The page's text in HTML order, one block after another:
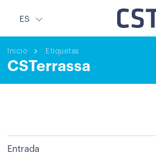
ES
Inicio Etiquetas
CSTerrassa
Entrada